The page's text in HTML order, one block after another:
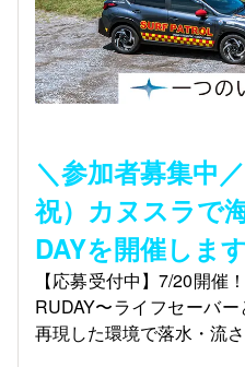
＼参加者募集中
祝）カヌスラで
DAYを開催しま
【応募受付中】7/20開催
RUDAY〜ライフセーバ
再現した環境で落水・流